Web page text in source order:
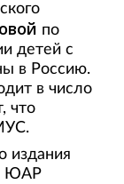
по
детей с
в Россию.
в число
что
издания
ЮАР